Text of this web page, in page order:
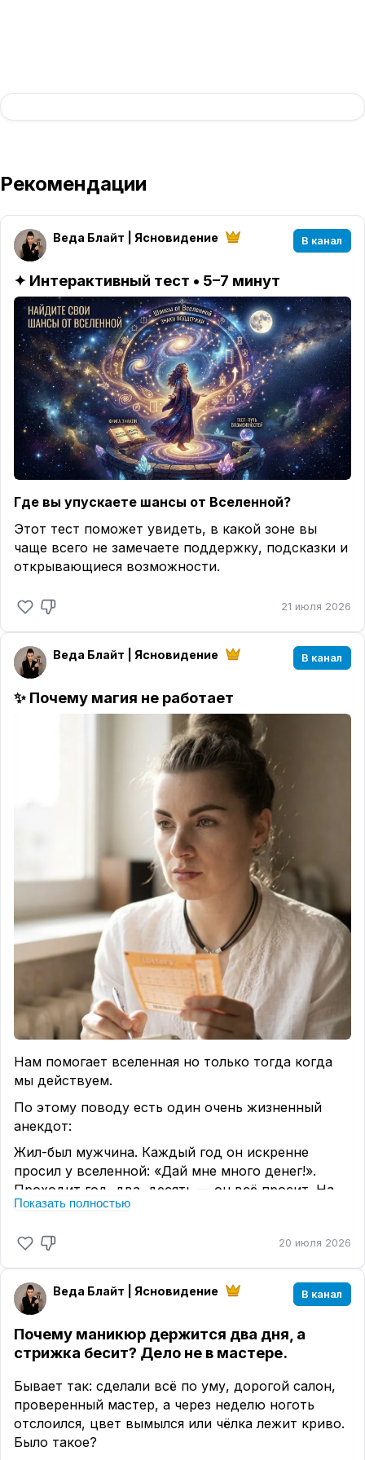
Рекомендации
Веда Блайт | Ясновидение В канал
✦ Интерактивный тест • 5–7 минут
Где вы упускаете шансы от Вселенной?
Этот тест поможет увидеть, в какой зоне вы
чаще всего не замечаете поддержку, подсказки и
открывающиеся возможности.
21 июля 2026
Веда Блайт | Ясновидение В канал
✨ Почему магия не работает
Нам помогает вселенная но только тогда когда
мы действуем.
По этому поводу есть один очень жизненный
анекдот:
Жил-был мужчина. Каждый год он искренне
просил у вселенной: «Дай мне много денег!».
Проходит год, два, десять — он всё просит. На
сто первый раз ангел сверху уже не
я дам, дам! Но ты хотя бы лотерейный билет
купи!».
🚀 Вот тут мы и понимаем , для чего нам надо
действовать.
Наше действие — ВОЗМОЖНОСТЬ
для вселенной дать нам то, что мы просим.
под лежачий камень даже вода не течет
маленький шажок в этом направлению к хотелке.
💬 А теперь честный разговор в комментариях 👇
Есть ли у вас «хотелка», о которой вы мечтаете
Показать полностью
20 июля 2026
Веда Блайт | Ясновидение В канал
Почему маникюр держится два дня, а
стрижка бесит? Дело не в мастере.
Бывает так: сделали всё по уму, дорогой салон,
проверенный мастер, а через неделю ноготь
отслоился, цвет вымылся или чёлка лежит криво.
Было такое?